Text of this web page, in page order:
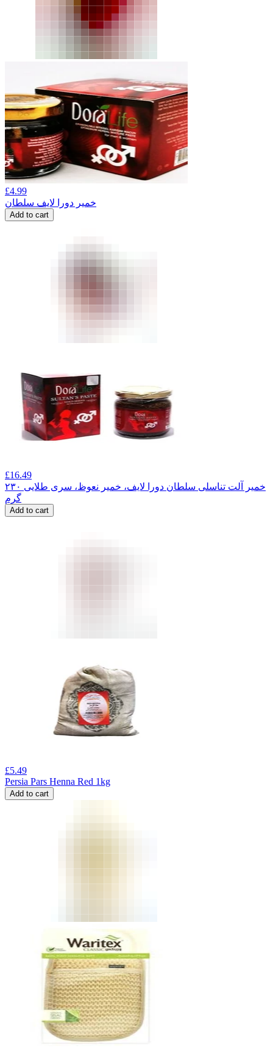
£4.99
خمیر دورا لایف سلطان
Add to cart
£16.49
خمیر آلت تناسلی سلطان دورا لایف، خمیر نعوظ، سری طلایی ۲۳۰
گرم
Add to cart
£5.49
Persia Pars Henna Red 1kg
Add to cart